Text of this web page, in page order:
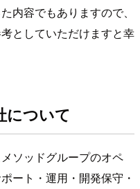
内容でもありますので、
としていただけますと幸
について
ソッドグループのオペ
ート・運用・開発保守・